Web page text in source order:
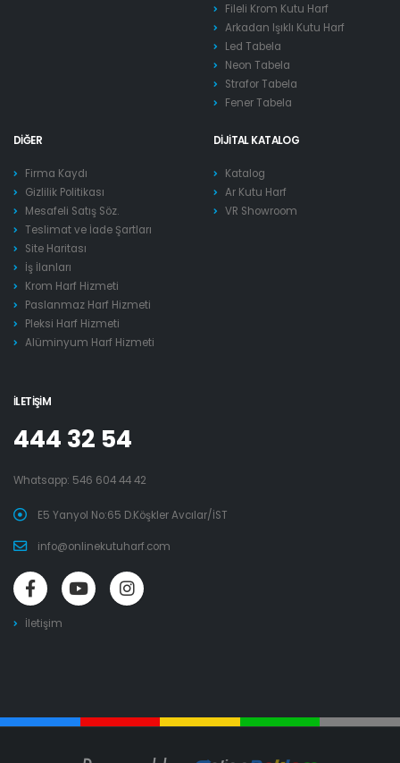
Fileli Krom Kutu Harf
Arkadan Işıklı Kutu Harf
Led Tabela
Neon Tabela
Strafor Tabela
Fener Tabela
DIĞER
Firma Kaydı
Gizlilik Politikası
Mesafeli Satış Söz.
Teslimat ve İade Şartları
Site Haritası
İş İlanları
Krom Harf Hizmeti
Paslanmaz Harf Hizmeti
Pleksi Harf Hizmeti
Alüminyum Harf Hizmeti
DIJITAL KATALOG
Katalog
Ar Kutu Harf
VR Showroom
İLETIŞIM
444 32 54
Whatsapp: 546 604 44 42
E5 Yanyol No:65 D.Köşkler Avcılar/İST
info@onlinekutuharf.com
İletişim